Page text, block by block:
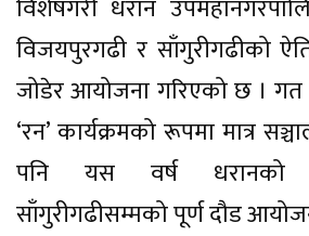
विशेषगरी धरान
विजयपुरगढी र साँगुरीगढीको
जोडेर आयोजना गरिएको छ । गत
‘रन’ कार्यक्रमको रूपमा मात्र
पनि यस वर्ष धरानको
साँगुरीगढीसम्मको पूर्ण दौड